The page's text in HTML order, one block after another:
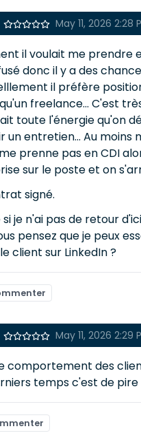
May 11, 2026 2:28
il voulait me prendre
donc il y a des
il préfère
freelance... C'est
toute l'énergie qu'on
un entretien... Au moins
prenne pas en CDI
sur le poste et on
signé.
je n'ai pas de retour
pensez que je peux
client sur LinkedIn ?
May 11, 2026 2:29
comportement des
temps c'est de pire